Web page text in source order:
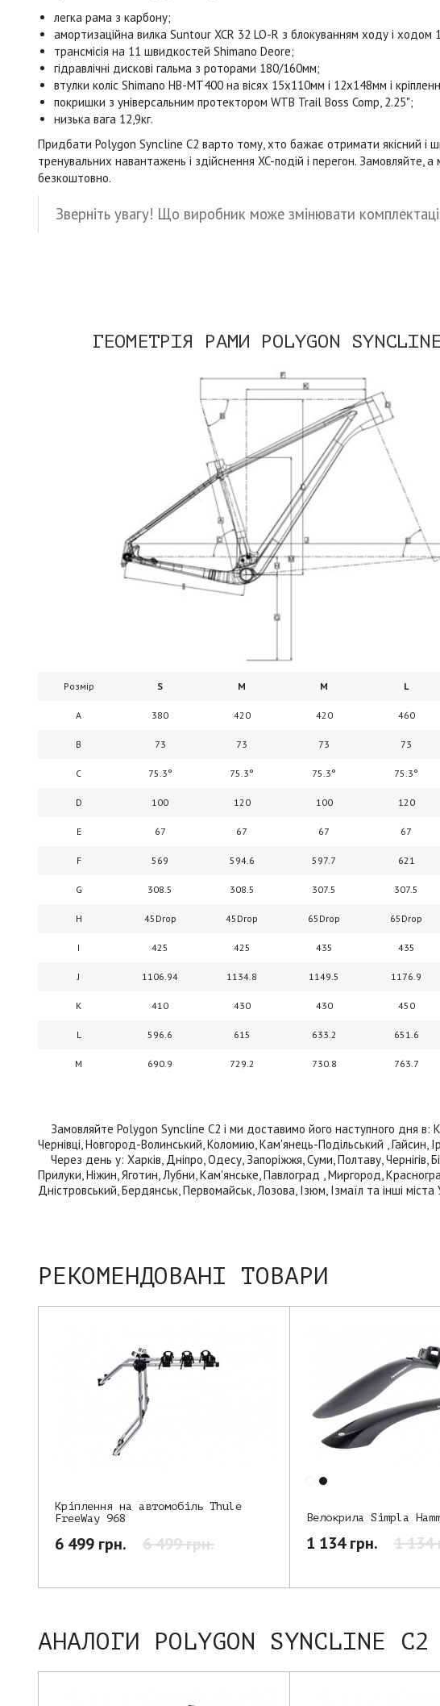
легка рама з карбону;
амортизаційна вилка Suntour XCR 32 LO-R з блокуванням ходу і ходом
трансмісія на 11 швидкостей Shimano Deore;
гідравлічні дискові гальма з роторами 180/160мм;
втулки коліс Shimano HB-MT400 на вісях 15х110мм і 12х148мм і
покришки з універсальним протектором WTB Trail Boss Comp, 2.25";
низька вага 12,9кг.
Придбати Polygon Syncline C2 варто тому, хто бажає отримати якісний і
тренувальних навантажень і здійснення XC-подій і перегон.
безкоштовно.
Зверніть увагу! Що виробник може змінювати
ГЕОМЕТРІЯ РАМИ POLYGON
Розмір S M M L
A 380 420 420 460
B 73 73 73 73
C 75.3° 75.3° 75.3° 75.3°
D 100 120 100 120
E 67 67 67 67
F 569 594.6 597.7 621
G 308.5 308.5 307.5 307.5
H 45Drop 45Drop 65Drop 65Drop
I 425 425 435 435
J 1106.94 1134.8 1149.5 1176.9
K 410 430 430 450
L 596.6 615 633.2 651.6
M 690.9 729.2 730.8 763.7
Замовляйте Polygon Syncline C2 і ми доставимо його наступного дня в:
Чернівці, Новгород-Волинський, Коломию, Кам'янець-Подільський , Гайсин,
Через день у: Харків, Дніпро, Одесу, Запоріжжя, Суми, Полтаву,
Прилуки, Ніжин, Яготин, Лубни, Кам'янське, Павлоград , Миргород,
Дністровський, Бердянськ, Первомайськ, Лозова, Ізюм, Ізмаїл та інші міста
РЕКОМЕНДОВАНІ ТОВАРИ
Кріплення на автомобіль Thule
FreeWay 968
6 499 грн. 6 499 грн.
Велокрила Simpla
1 134 грн. 1 134
АНАЛОГИ POLYGON SYNCLINE C2